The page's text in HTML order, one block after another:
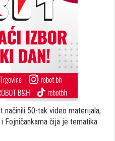
načinili 50-tak video materijala,
Fojničankama čija je tematika